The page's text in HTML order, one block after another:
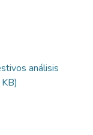
análisis